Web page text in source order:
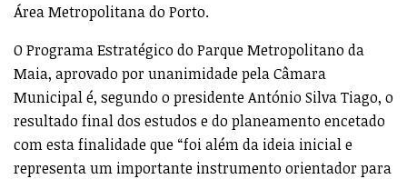
Área Metropolitana do Porto.
O Programa Estratégico do Parque Metropolitano da
Maia, aprovado por unanimidade pela Câmara
Municipal é, segundo o presidente António Silva Tiago, o
resultado final dos estudos e do planeamento encetado
com esta finalidade que “foi além da ideia inicial e
representa um importante instrumento orientador para